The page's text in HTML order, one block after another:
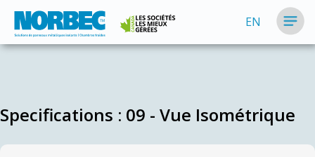
EN
Specifications : 09 - Vue Isométrique